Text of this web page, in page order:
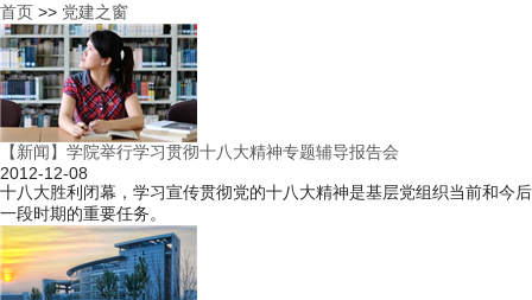
首页 >> 党建之窗
【新闻】学院举行学习贯彻十八大精神专题辅导报告会
2012-12-08
十八大胜利闭幕，学习宣传贯彻党的十八大精神是基层党组织当前和今后
一段时期的重要任务。